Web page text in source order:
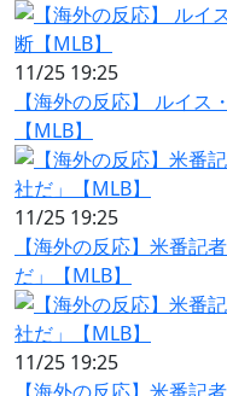
11/25 19:25
【海外の反応】 ルイ
【MLB】
11/25 19:25
【海外の反応】米番記
だ」【MLB】
11/25 19:25